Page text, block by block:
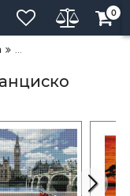
0
...